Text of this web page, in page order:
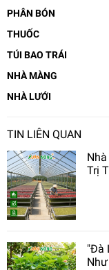
PHÂN BÓN
THUỐC
TÚI BAO TRÁI
NHÀ MÀNG
NHÀ LƯỚI
TIN LIÊN QUAN
Trị
"Đà